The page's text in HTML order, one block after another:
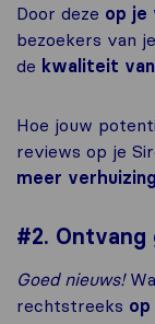
Door deze op je
bezoekers van
de kwaliteit
Hoe jouw
reviews op je
meer
#2. Ontvang
Goed nieuws!
rechtstreeks